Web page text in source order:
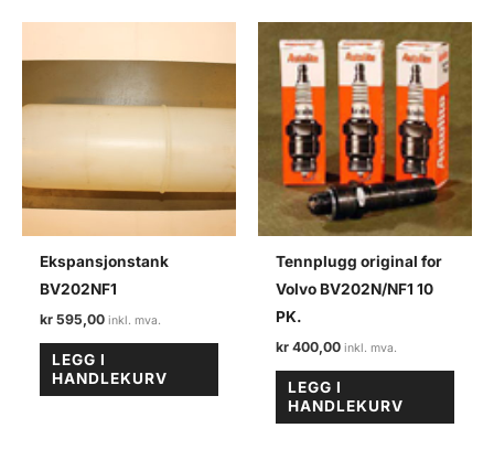
Ekspansjonstank
BV202NF1
kr 595,00
LEGG I
HANDLEKURV
Tennplugg original for
Volvo BV202N/NF1 10
PK.
kr 400,00
LEGG I
HANDLEKURV